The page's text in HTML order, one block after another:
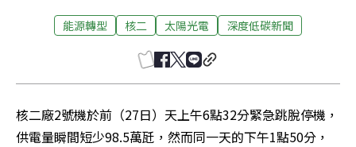
能源轉型 核二 太陽光電 深度低碳新聞
核二廠2號機於前（27日）天上午6點32分緊急跳脫停機，
供電量瞬間短少98.5萬瓩，然而同一天的下午1點50分，